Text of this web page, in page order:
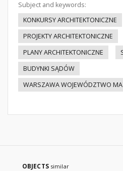
Subject and keywords:
KONKURSY ARCHITEKTONICZNE
PROJEKTY ARCHITEKTONICZNE
PLANY ARCHITEKTONICZNE
BUDYNKI SĄDÓW
WARSZAWA WOJEWÓDZTWO
OBJECTS similar